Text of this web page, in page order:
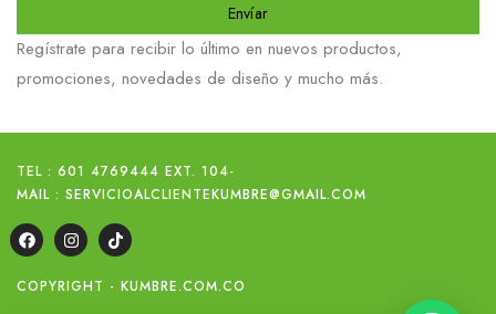
Envíar
Regístrate para recibir lo último en nuevos productos,
promociones, novedades de diseño y mucho más.
TEL : 601 4769444 EXT. 104-
MAIL : SERVICIOALCLIENTEKUMBRE@GMAIL.COM
COPYRIGHT - KUMBRE.COM.CO